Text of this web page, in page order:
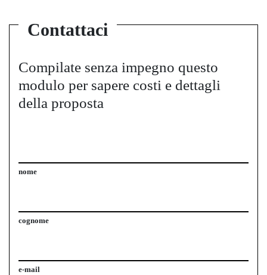
Contattaci
Compilate senza impegno questo
modulo per sapere costi e dettagli
della proposta
nome
cognome
e-mail